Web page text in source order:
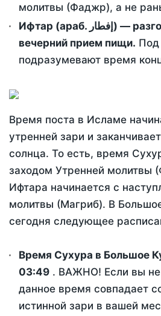
молитвы (Фаджр), а не
Ифтар (араб. إفطار) — разговение - это
вечерний прием пищи. Под
подразумевают время
Время поста в Исламе
утренней зари и
солнца. То есть, время
заходом Утренней молитвы
Ифтара начинается с
молитвы (Магриб). В
сегодня следующее
Время Сухура в Большое
03:49 . ВАЖНО! Если вы не
данное время совпадает
истинной зари в вашей